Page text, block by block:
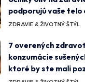
podporujú vaše telo
ZDRAVIE & ŽIVOTNÝ ŠTÝL
7 overených
konzumácie
ktoré by ste mali